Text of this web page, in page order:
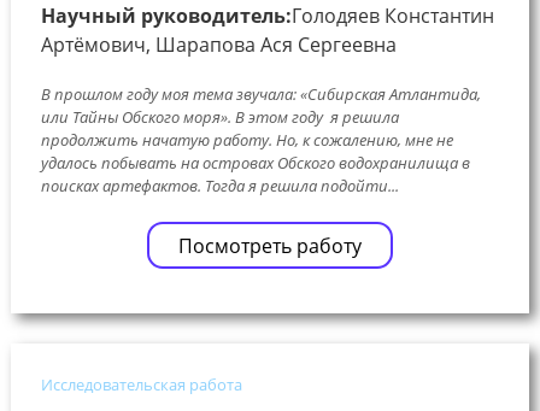
Научный руководитель:Голодяев Константин
Артёмович, Шарапова Ася Сергеевна
В прошлом году моя тема звучала: «Сибирская Атлантида,
или Тайны Обского моря». В этом году я решила
продолжить начатую работу. Но, к сожалению, мне не
удалось побывать на островах Обского водохранилища в
поисках артефактов. Тогда я решила подойти...
Посмотреть работу
Исследовательская работа